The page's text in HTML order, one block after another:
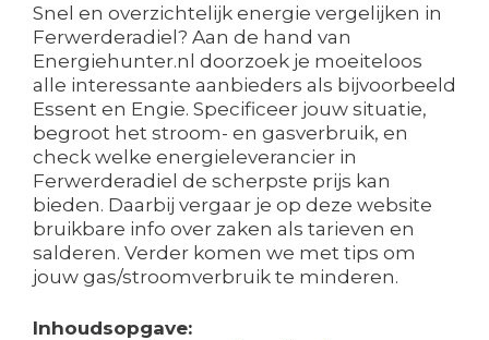
Snel en overzichtelijk energie vergelijken in
Ferwerderadiel? Aan de hand van
Energiehunter.nl doorzoek je moeiteloos
alle interessante aanbieders als bijvoorbeeld
Essent en Engie. Specificeer jouw situatie,
begroot het stroom- en gasverbruik, en
check welke energieleverancier in
Ferwerderadiel de scherpste prijs kan
bieden. Daarbij vergaar je op deze website
bruikbare info over zaken als tarieven en
salderen. Verder komen we met tips om
jouw gas/stroomverbruik te minderen.
Inhoudsopgave: